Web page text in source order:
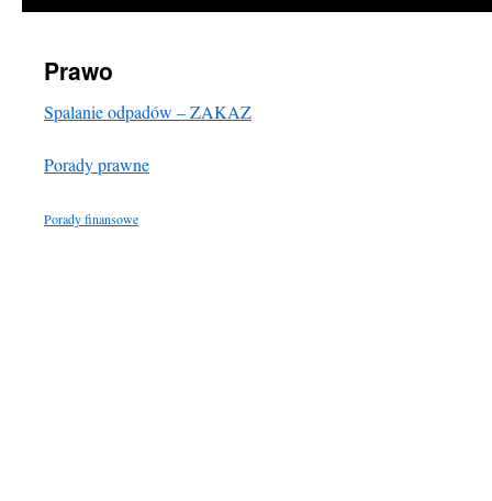
Prawo
Spalanie odpadów – ZAKAZ
Porady prawne
Porady finansowe